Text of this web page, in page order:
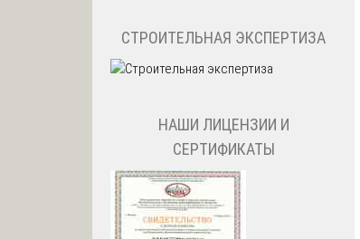
СТРОИТЕЛЬНАЯ ЭКСПЕРТИЗА
НАШИ ЛИЦЕНЗИИ И
СЕРТИФИКАТЫ